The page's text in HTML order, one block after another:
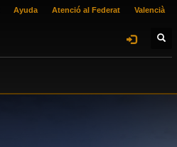
Ayuda Atenció al Federat Valencià